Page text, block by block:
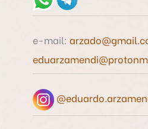
p
e-mail: